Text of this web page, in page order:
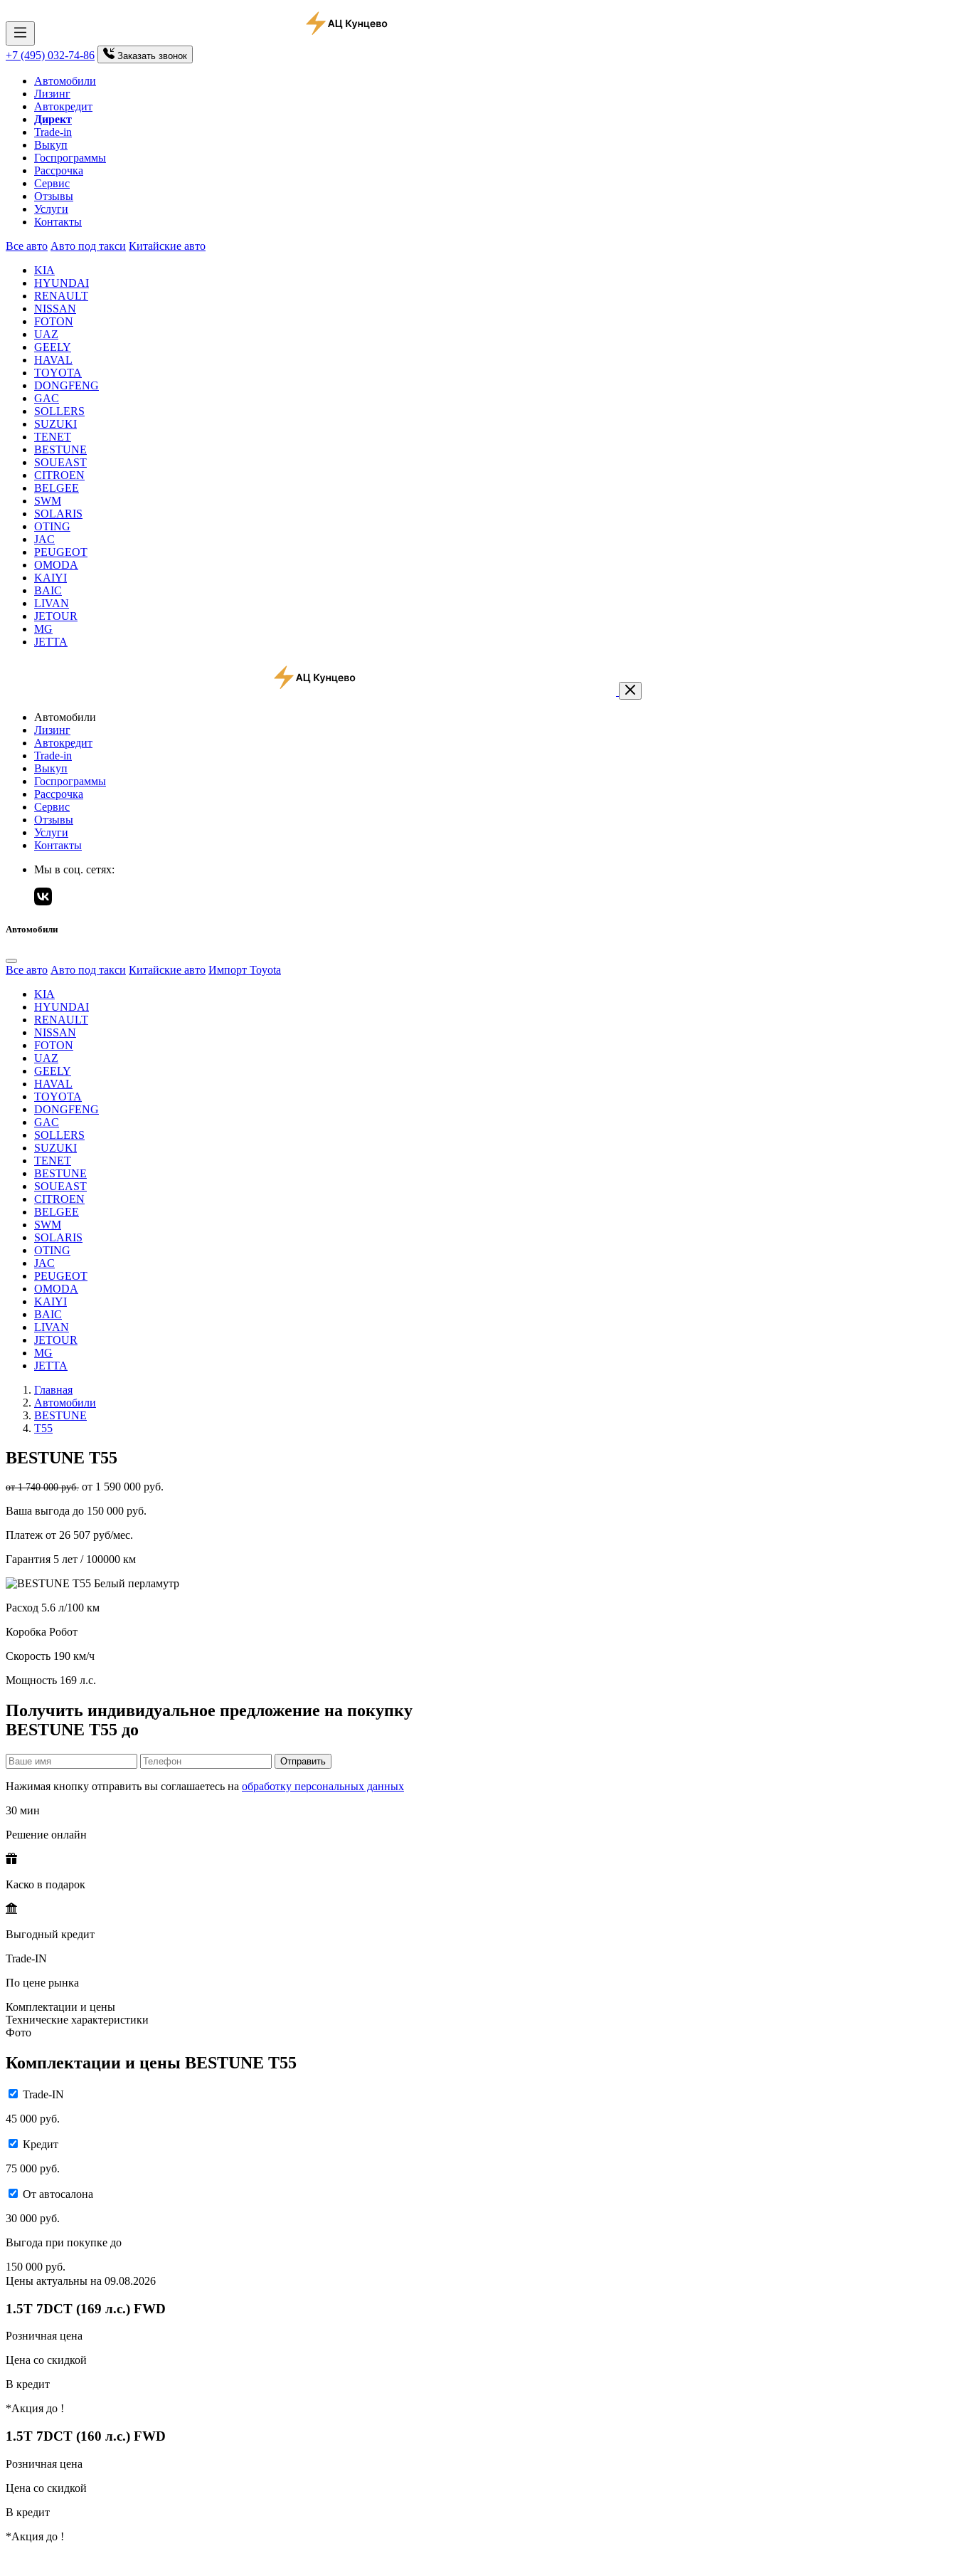
+7 (495) 032-74-86 Заказать звонок
Автомобили
Лизинг
Автокредит
Директ
Trade-in
Выкуп
Госпрограммы
Рассрочка
Сервис
Отзывы
Услуги
Контакты
Все авто Авто под такси Китайские авто
KIA
HYUNDAI
RENAULT
NISSAN
FOTON
UAZ
GEELY
HAVAL
TOYOTA
DONGFENG
GAC
SOLLERS
SUZUKI
TENET
BESTUNE
SOUEAST
CITROEN
BELGEE
SWM
SOLARIS
OTING
JAC
PEUGEOT
OMODA
KAIYI
BAIC
LIVAN
JETOUR
MG
JETTA
Автомобили
Лизинг
Автокредит
Trade-in
Выкуп
Госпрограммы
Рассрочка
Сервис
Отзывы
Услуги
Контакты
Мы в соц. сетях:
Автомобили
Все авто Авто под такси Китайские авто Импорт Toyota
KIA
HYUNDAI
RENAULT
NISSAN
FOTON
UAZ
GEELY
HAVAL
TOYOTA
DONGFENG
GAC
SOLLERS
SUZUKI
TENET
BESTUNE
SOUEAST
CITROEN
BELGEE
SWM
SOLARIS
OTING
JAC
PEUGEOT
OMODA
KAIYI
BAIC
LIVAN
JETOUR
MG
JETTA
Главная
Автомобили
BESTUNE
T55
BESTUNE T55
от 1 740 000 руб. от 1 590 000 руб.
Ваша выгода до 150 000 руб.
Платеж от 26 507 руб/мес.
Гарантия 5 лет / 100000 км
Расход 5.6 л/100 км
Коробка Робот
Скорость 190 км/ч
Мощность 169 л.с.
Получить индивидуальное предложение на покупку
BESTUNE T55 до
Отправить
Нажимая кнопку отправить вы соглашаетесь на обработку персональных данных
30 мин
Решение онлайн
Каско в подарок
Выгодный кредит
Trade-IN
По цене рынка
Комплектации и цены
Технические характеристики
Фото
Комплектации и цены BESTUNE T55
Trade-IN
45 000 руб.
Кредит
75 000 руб.
От автосалона
30 000 руб.
Выгода при покупке до
150 000 руб.
Цены актуальны на 09.08.2026
1.5T 7DCT (169 л.с.) FWD
Розничная цена
Цена со скидкой
В кредит
*Акция до !
1.5T 7DCT (160 л.с.) FWD
Розничная цена
Цена со скидкой
В кредит
*Акция до !